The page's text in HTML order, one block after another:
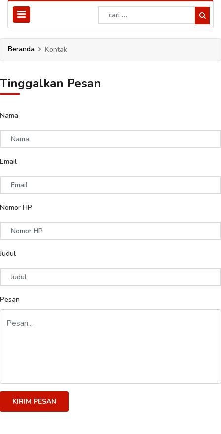
Beranda Kontak
Tinggalkan Pesan
Nama
Email
Nomor HP
Judul
Pesan
KIRIM PESAN